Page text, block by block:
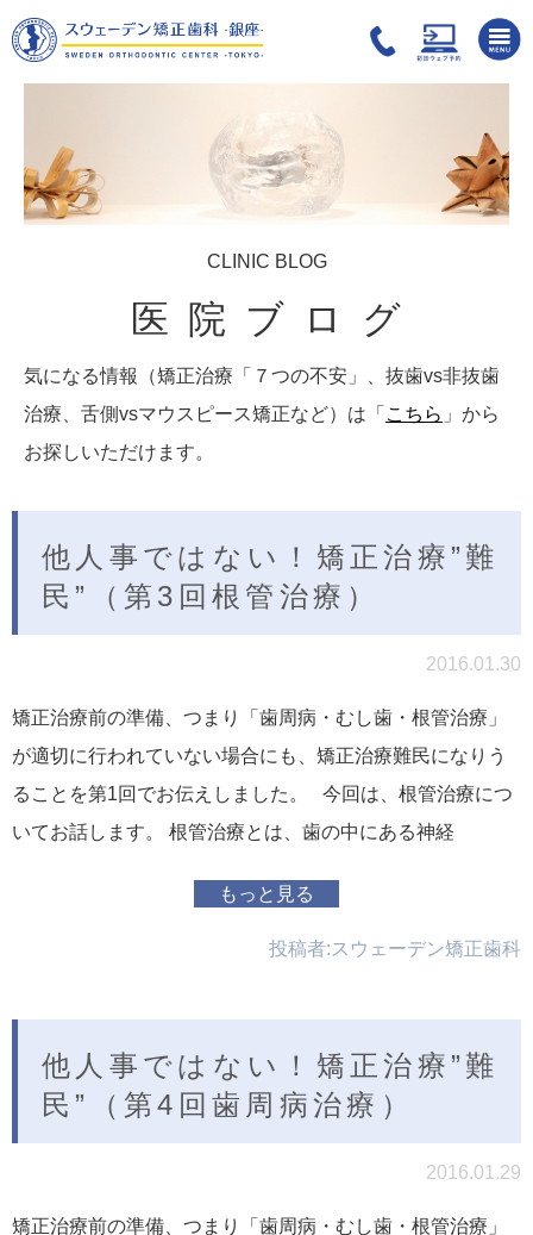
CLINIC BLOG
医院ブログ
気になる情報（矯正治療「７つの不安」、抜歯vs非抜歯
治療、舌側vsマウスピース矯正など）は「 こちら 」から
お探しいただけます。
他人事ではない！矯正治療”難
民”（第3回根管治療）
2016.01.30
矯正治療前の準備、つまり「歯周病・むし歯・根管治療」
が適切に行われていない場合にも、矯正治療難民になりう
ることを第1回でお伝えしました。 今回は、根管治療につ
いてお話します。 根管治療とは、歯の中にある神経
もっと見る
投稿者:スウェーデン矯正歯科
他人事ではない！矯正治療”難
民”（第4回歯周病治療）
2016.01.29
矯正治療前の準備、つまり「歯周病・むし歯・根管治療」